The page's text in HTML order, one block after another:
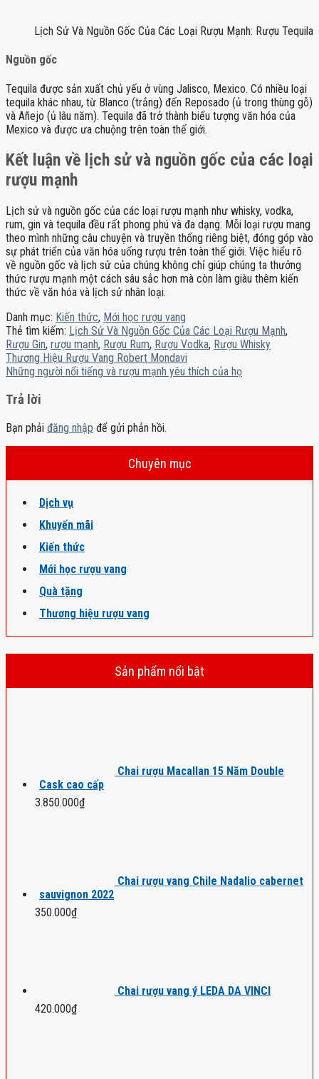
Lịch Sử Và Nguồn Gốc Của Các Loại Rượu Mạnh: Rượu Tequila
Nguồn gốc
Tequila được sản xuất chủ yếu ở vùng Jalisco, Mexico. Có nhiều loại
tequila khác nhau, từ Blanco (trắng) đến Reposado (ủ trong thùng gỗ)
và Añejo (ủ lâu năm). Tequila đã trở thành biểu tượng văn hóa của
Mexico và được ưa chuộng trên toàn thế giới.
Kết luận về lịch sử và nguồn gốc của các loại
rượu mạnh
Lịch sử và nguồn gốc của các loại rượu mạnh như whisky, vodka,
rum, gin và tequila đều rất phong phú và đa dạng. Mỗi loại rượu mang
theo mình những câu chuyện và truyền thống riêng biệt, đóng góp vào
sự phát triển của văn hóa uống rượu trên toàn thế giới. Việc hiểu rõ
về nguồn gốc và lịch sử của chúng không chỉ giúp chúng ta thưởng
thức rượu mạnh một cách sâu sắc hơn mà còn làm giàu thêm kiến
thức về văn hóa và lịch sử nhân loại.
Danh mục: Kiến thức, Mới học rượu vang
Thẻ tìm kiếm: Lịch Sử Và Nguồn Gốc Của Các Loại Rượu Mạnh,
Rượu Gin, rượu mạnh, Rượu Rum, Rượu Vodka, Rượu Whisky
Thương Hiệu Rượu Vang Robert Mondavi
Những người nổi tiếng và rượu mạnh yêu thích của họ
Trả lời
Bạn phải đăng nhập để gửi phản hồi.
Chuyên mục
Dịch vụ
Khuyến mãi
Kiến thức
Mới học rượu vang
Quà tặng
Thương hiệu rượu vang
Sản phẩm nổi bật
Chai rượu Macallan 15 Năm Double
Cask cao cấp
3.850.000₫
Chai rượu vang Chile Nadalio cabernet
sauvignon 2022
350.000₫
Chai rượu vang ý LEDA DA VINCI
420.000₫